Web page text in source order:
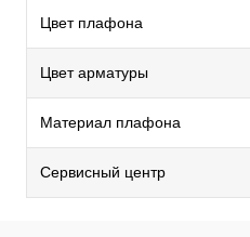
Цвет плафона
Цвет арматуры
Материал плафона
Сервисный центр